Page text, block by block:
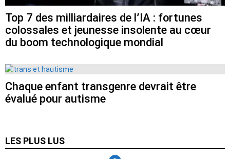
Top 7 des milliardaires de l’IA : fortunes
colossales et jeunesse insolente au cœur
du boom technologique mondial
Chaque enfant transgenre devrait être
évalué pour autisme
LES PLUS LUS